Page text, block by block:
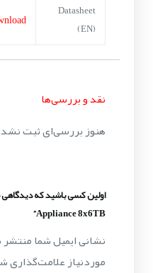
Datasheet
(EN)
نقد و بررسی‌ها
هنوز بررسی‌ای ثبت
Appliance 8x6TB”
نشانی ایمیل شما
موردنیاز علامت‌گذاری